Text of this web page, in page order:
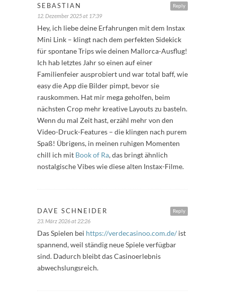
Reply
SEBASTIAN
12. Dezember 2025 at 17:39
Hey, ich liebe deine Erfahrungen mit dem Instax
Mini Link – klingt nach dem perfekten Sidekick
für spontane Trips wie deinen Mallorca-Ausflug!
Ich hab letztes Jahr so einen auf einer
Familienfeier ausprobiert und war total baff, wie
easy die App die Bilder pimpt, bevor sie
rauskommen. Hat mir mega geholfen, beim
nächsten Crop mehr kreative Layouts zu basteln.
Wenn du mal Zeit hast, erzähl mehr von den
Video-Druck-Features – die klingen nach purem
Spaß! Übrigens, in meinen ruhigen Momenten
chill ich mit Book of Ra, das bringt ähnlich
nostalgische Vibes wie diese alten Instax-Filme.
Reply
DAVE SCHNEIDER
23. März 2026 at 22:26
Das Spielen bei https://verdecasinoo.com.de/ ist
spannend, weil ständig neue Spiele verfügbar
sind. Dadurch bleibt das Casinoerlebnis
abwechslungsreich.